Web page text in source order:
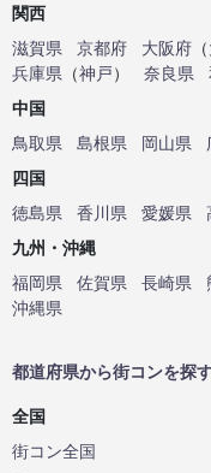
関西
滋賀県
京都府 大阪府 （
兵庫県 （神戸） 奈良県
中国
鳥取県
島根県 岡山県
四国
徳島県
香川県 愛媛県
九州・沖縄
福岡県
佐賀県 長崎県
沖縄県
都道府県から街コンを探
全国
街コン全国